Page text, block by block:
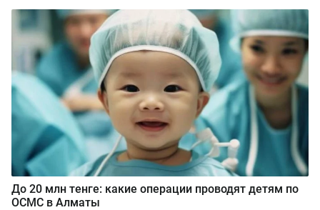
До 20 млн тенге: какие операции проводят детям по
ОСМС в Алматы